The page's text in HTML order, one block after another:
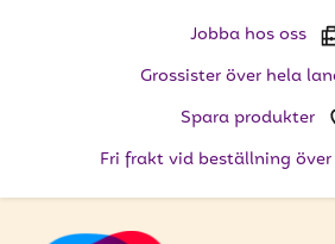
Jobba hos oss
Grossister över hela
Spara produkter
Fri frakt vid beställning